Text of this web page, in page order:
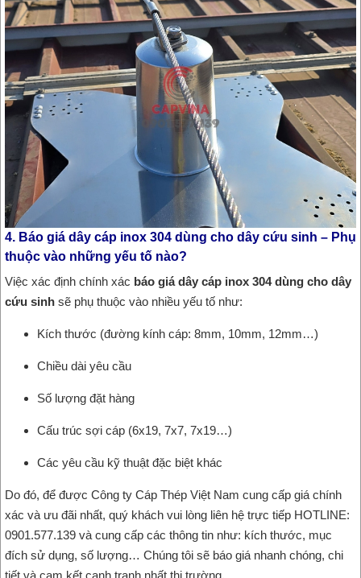
4. Báo giá dây cáp inox 304 dùng cho dây cứu sinh – Phụ
thuộc vào những yếu tố nào?
Việc xác định chính xác báo giá dây cáp inox 304 dùng cho dây
cứu sinh sẽ phụ thuộc vào nhiều yếu tố như:
Kích thước (đường kính cáp: 8mm, 10mm, 12mm…)
Chiều dài yêu cầu
Số lượng đặt hàng
Cấu trúc sợi cáp (6x19, 7x7, 7x19…)
Các yêu cầu kỹ thuật đặc biệt khác
Do đó, để được Công ty Cáp Thép Việt Nam cung cấp giá chính
xác và ưu đãi nhất, quý khách vui lòng liên hệ trực tiếp HOTLINE:
0901.577.139 và cung cấp các thông tin như: kích thước, mục
đích sử dụng, số lượng… Chúng tôi sẽ báo giá nhanh chóng, chi
tiết và cam kết cạnh tranh nhất thị trường.